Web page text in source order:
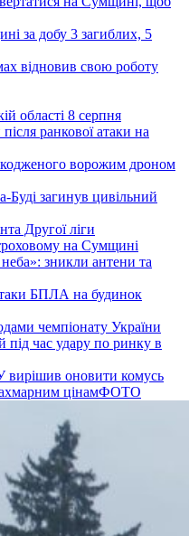
за добу 3 загиблих, 5
відновив свою роботу
області 8 серпня
ранкової атаки на
ворожим дроном
Буді загинув цивільний
Другої ліги
на Сумщині
зникли антени та
БПЛА на будинок
чемпіонату України
під час удару по ринку в
оновити комусь
цінамФОТО